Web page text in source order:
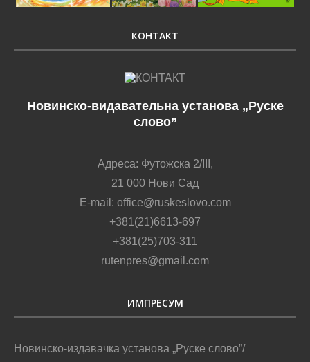
КОНТАКТ
Новинско-видавательна установа „Руске
слово”
Адреса: Футожска 2/III,
21 000 Нови Сад
E-mail: office@ruskeslovo.com
+381(21)6613-697
+381(25)703-311
rutenpres@gmail.com
ИМПРЕСУМ
Новинско-издавачка установа „Руске слово”/